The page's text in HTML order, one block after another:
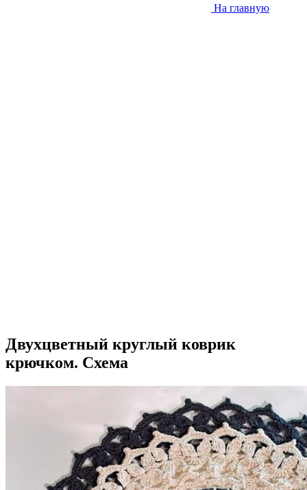
На главную
Двухцветный круглый коврик
крючком. Схема